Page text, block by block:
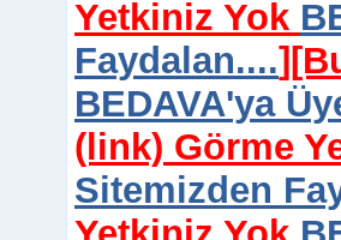
Yetkiniz Yok
Faydalan....]
BEDAVA'ya
(link) Görme
Sitemizden